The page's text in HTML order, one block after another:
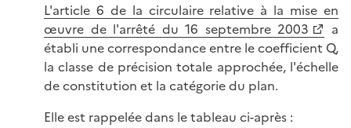
L'article 6 de la circulaire relative à la mise en
œuvre de l'arrêté du 16 septembre 2003
a
établi une correspondance entre le coefficient Q,
la classe de précision totale approchée, l'échelle
de constitution et la catégorie du plan.
Elle est rappelée dans le tableau ci-après :